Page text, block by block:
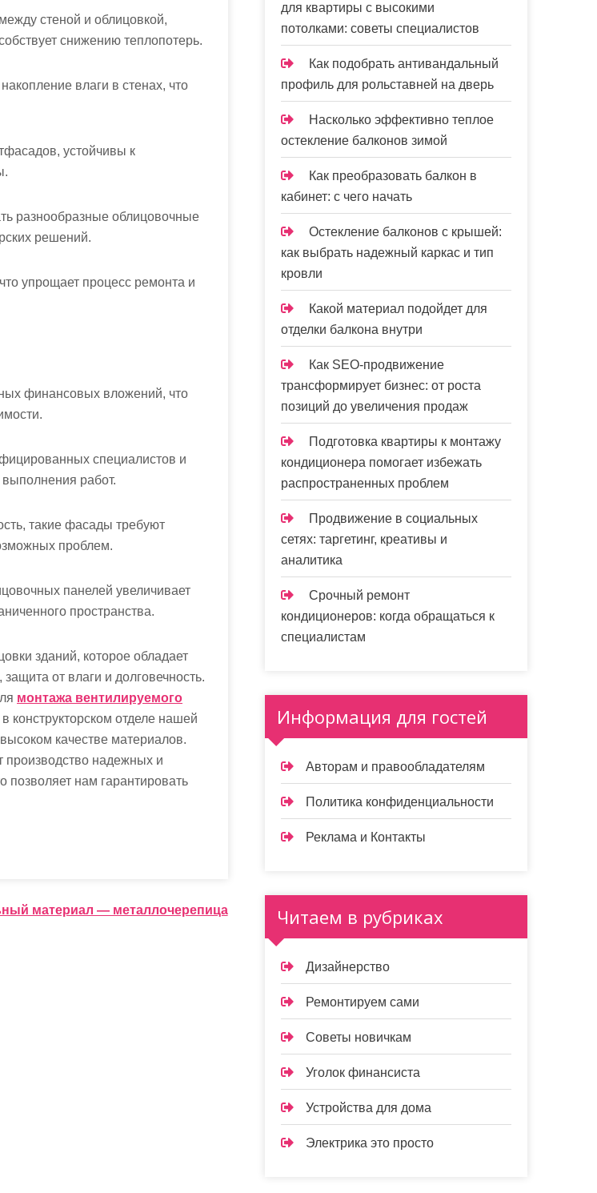
стеной и облицовкой,
снижению теплопотерь.
влаги в стенах, что
устойчивы к
разнообразные облицовочные
решений.
упрощает процесс ремонта и
финансовых вложений, что
специалистов и
выполнения работ.
такие фасады требуют
проблем.
панелей увеличивает
пространства.
зданий, которое обладает
от влаги и долговечность.
монтажа вентилируемого
конструкторском отделе нашей
качестве материалов.
производство надежных и
позволяет нам гарантировать
материал — металлочерепица
для квартиры с высокими
потолками: советы специалистов
Как подобрать антивандальный
профиль для рольставней на дверь
Насколько эффективно теплое
остекление балконов зимой
Как преобразовать балкон в
кабинет: с чего начать
Остекление балконов с крышей:
как выбрать надежный каркас и тип
кровли
Какой материал подойдет для
отделки балкона внутри
Как SEO-продвижение
трансформирует бизнес: от роста
позиций до увеличения продаж
Подготовка квартиры к монтажу
кондиционера помогает избежать
распространенных проблем
Продвижение в социальных
сетях: таргетинг, креативы и
аналитика
Срочный ремонт
кондиционеров: когда обращаться к
специалистам
Информация для гостей
Авторам и правообладателям
Политика конфиденциальности
Реклама и Контакты
Читаем в рубриках
Дизайнерство
Ремонтируем сами
Советы новичкам
Уголок финансиста
Устройства для дома
Электрика это просто